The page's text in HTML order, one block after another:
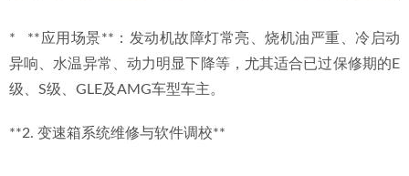
*   **应用场景**：发动机故障灯常亮、烧机油严重、冷启动
异响、水温异常、动力明显下降等，尤其适合已过保修期的E
级、S级、GLE及AMG车型车主。
**2. 变速箱系统维修与软件调校**